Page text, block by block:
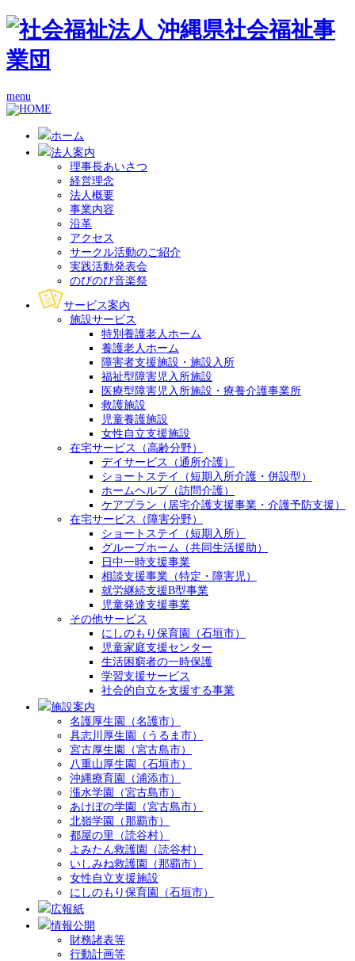
menu
ホーム
法人案内
理事長あいさつ
経営理念
法人概要
事業内容
沿革
アクセス
サークル活動のご紹介
実践活動発表会
のびのび音楽祭
サービス案内
施設サービス
特別養護老人ホーム
養護老人ホーム
障害者支援施設・施設入所
福祉型障害児入所施設
医療型障害児入所施設・療養介護事業所
救護施設
児童養護施設
女性自立支援施設
在宅サービス（高齢分野）
デイサービス（通所介護）
ショートステイ（短期入所介護・併設型）
ホームヘルプ（訪問介護）
ケアプラン（居宅介護支援事業・介護予防支援）
在宅サービス（障害分野）
ショートステイ（短期入所）
グループホーム（共同生活援助）
日中一時支援事業
相談支援事業（特定・障害児）
就労継続支援B型事業
児童発達支援事業
その他サービス
にしのもり保育園（石垣市）
児童家庭支援センター
生活困窮者の一時保護
学習支援サービス
社会的自立を支援する事業
施設案内
名護厚生園（名護市）
具志川厚生園（うるま市）
宮古厚生園（宮古島市）
八重山厚生園（石垣市）
沖縄療育園（浦添市）
漲水学園（宮古島市）
あけぼの学園（宮古島市）
北嶺学園（那覇市）
都屋の里（読谷村）
よみたん救護園（読谷村）
いしみね救護園（那覇市）
女性自立支援施設
にしのもり保育園（石垣市）
広報紙
情報公開
財務諸表等
行動計画等